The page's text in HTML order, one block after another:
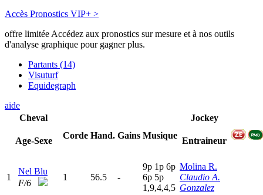
Accès Pronostics VIP+ >
offre limitée Accédez aux pronostics sur mesure et à nos outils
d'analyse graphique pour gagner plus.
Partants (14)
Visuturf
Equidegraph
aide
Cheval
Age-Sexe
Corde Hand. Gains Musique
Jockey
Entraineur
1
Nel Blu
F/6
1 56.5 -
9p 1p 6p
6p 5p
1,9,4,4,5
Molina R.
Claudio A.
Gonzalez